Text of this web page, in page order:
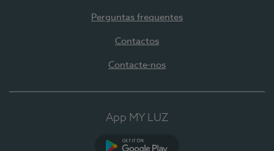
Perguntas frequentes
Contactos
Contacte-nos
App MY LUZ